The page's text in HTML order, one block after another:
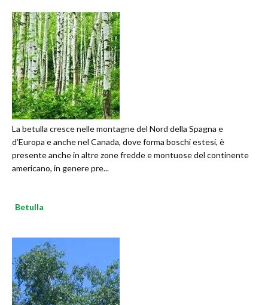
La betulla cresce nelle montagne del Nord della Spagna e
d’Europa e anche nel Canada, dove forma boschi estesi, è
presente anche in altre zone fredde e montuose del continente
americano, in genere pre...
Betulla